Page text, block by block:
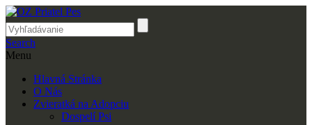
Search
Menu
Hlavná Stránka
O Nás
Zvieratká na Adopciu
Dospelí Psi